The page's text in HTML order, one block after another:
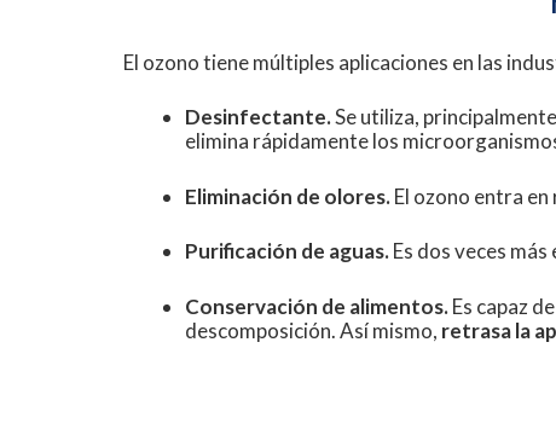
El ozono tiene múltiples aplicaciones en las
Desinfectante.Se utiliza,
elimina rápidamente los
Eliminación de olores.El ozono entra
Purificación de aguas.Es dos veces
Conservación de alimentos.Es capaz
descomposición. Así mismo, retrasa la